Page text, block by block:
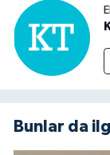
Bunlar da